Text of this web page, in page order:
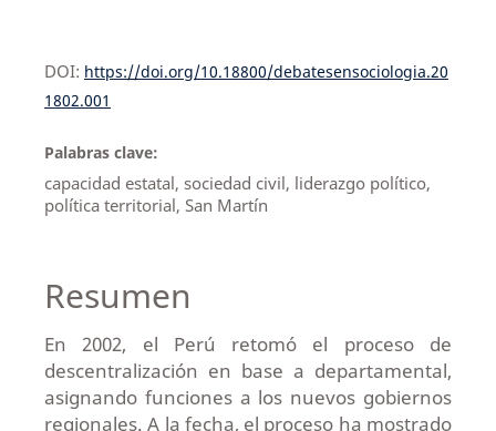
DOI: https://doi.org/10.18800/debatesensociologia.20
1802.001
Palabras clave:
capacidad estatal, sociedad civil, liderazgo político,
política territorial, San Martín
Resumen
En 2002, el Perú retomó el proceso de
descentralización en base a departamental,
asignando funciones a los nuevos gobiernos
regionales. A la fecha, el proceso ha mostrado